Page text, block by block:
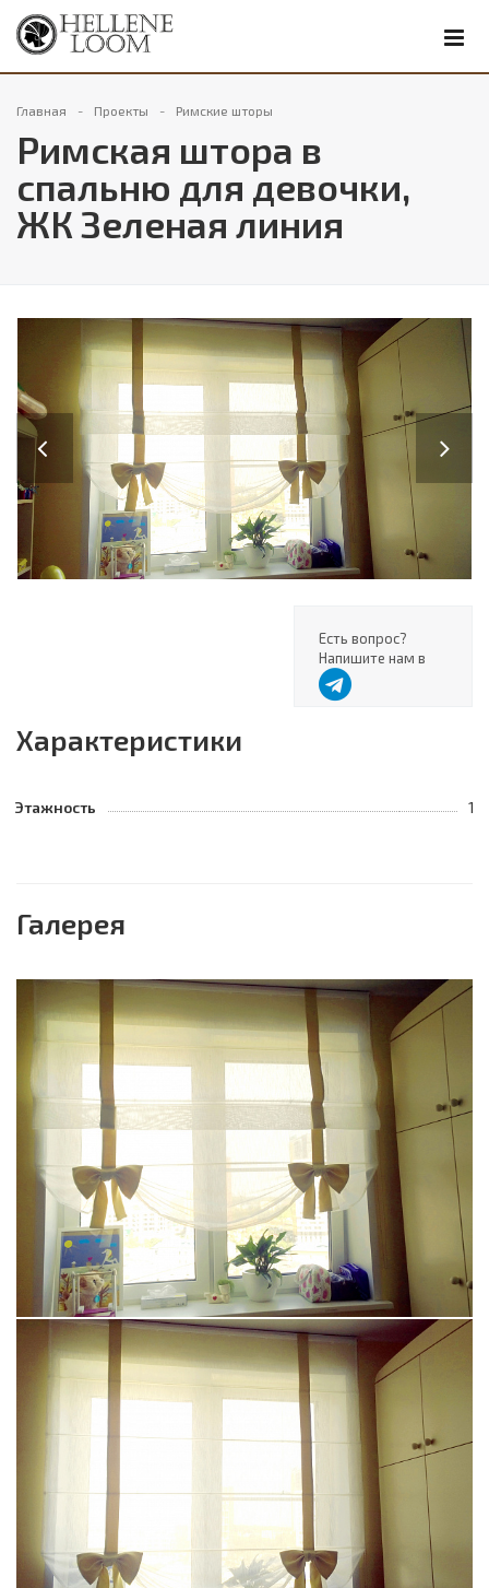
Главная Проекты Римские шторы
Римская штора в
спальню для девочки,
ЖК Зеленая линия
Previous
Есть вопрос?
Напишите нам в
Характеристики
Этажность 1
Галерея